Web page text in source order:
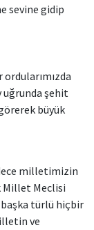
sevine gidip
şehit
büyük
milletimizin
Millet Meclisi
başka türlü hiçbir
ve